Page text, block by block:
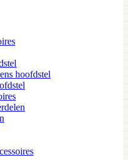
hoofdstel